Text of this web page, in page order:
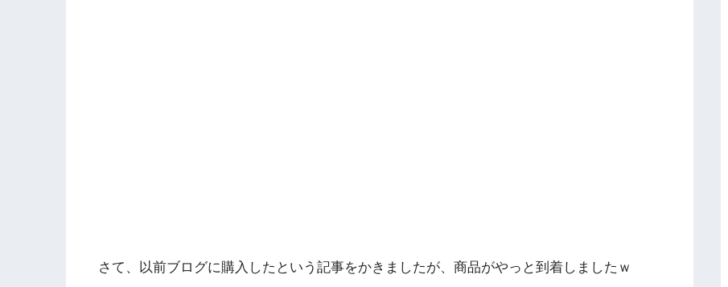
さて、以前ブログに購入したという記事をかきましたが、商品がやっと到着しましたｗ